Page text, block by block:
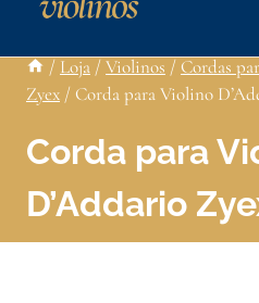
/ Loja /Violinos / Cordas
Zyex / Corda para Violino
Corda para
D’Addario